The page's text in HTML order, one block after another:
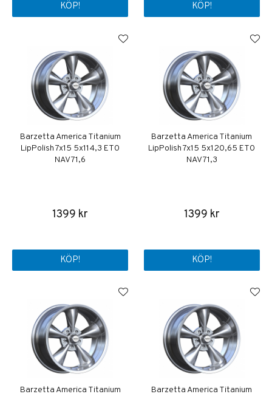
KÖP! KÖP!
Barzetta America Titanium
LipPolish 7x15 5x114,3 ET0
NAV 71,6
1399 kr
KÖP!
Barzetta America Titanium
LipPolish 7x15 5x120,65 ET0
NAV 71,3
1399 kr
KÖP!
Barzetta America Titanium Barzetta America Titanium